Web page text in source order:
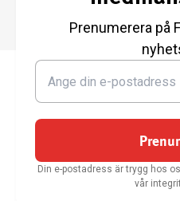
Prenumerera på
Din e-postadress är trygg hos
vår